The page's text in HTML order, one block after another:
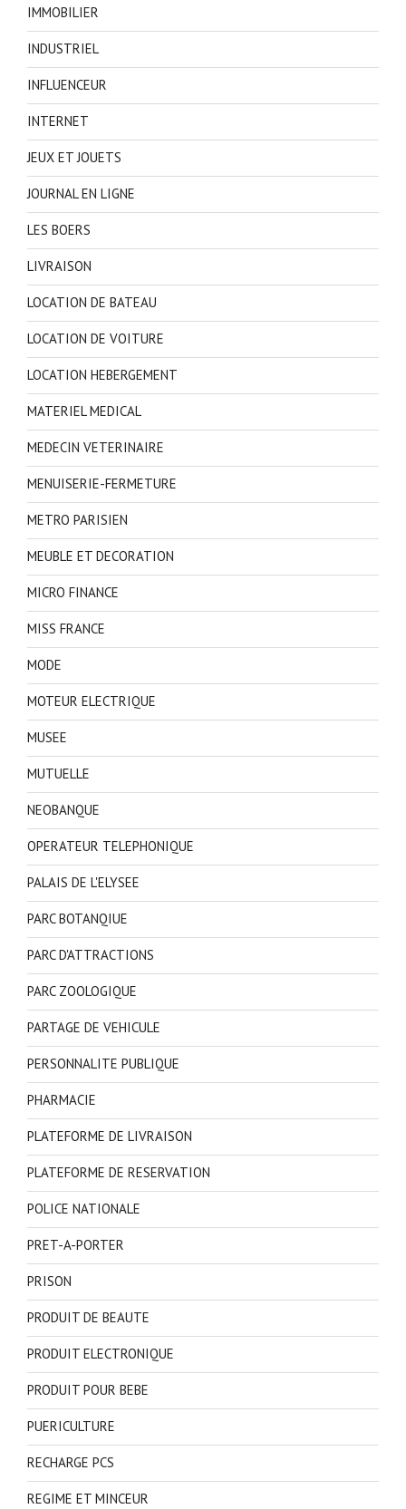
IMMOBILIER
INDUSTRIEL
INFLUENCEUR
INTERNET
JEUX ET JOUETS
JOURNAL EN LIGNE
LES BOERS
LIVRAISON
LOCATION DE BATEAU
LOCATION DE VOITURE
LOCATION HEBERGEMENT
MATERIEL MEDICAL
MEDECIN VETERINAIRE
MENUISERIE-FERMETURE
METRO PARISIEN
MEUBLE ET DECORATION
MICRO FINANCE
MISS FRANCE
MODE
MOTEUR ELECTRIQUE
MUSEE
MUTUELLE
NEOBANQUE
OPERATEUR TELEPHONIQUE
PALAIS DE L'ELYSEE
PARC BOTANQIUE
PARC D'ATTRACTIONS
PARC ZOOLOGIQUE
PARTAGE DE VEHICULE
PERSONNALITE PUBLIQUE
PHARMACIE
PLATEFORME DE LIVRAISON
PLATEFORME DE RESERVATION
POLICE NATIONALE
PRET-A-PORTER
PRISON
PRODUIT DE BEAUTE
PRODUIT ELECTRONIQUE
PRODUIT POUR BEBE
PUERICULTURE
RECHARGE PCS
REGIME ET MINCEUR